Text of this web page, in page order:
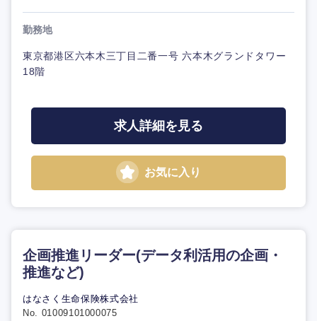
勤務地
東京都港区六本木三丁目二番一号 六本木グランドタワー
18階
求人詳細を見る
お気に入り
企画推進リーダー(データ利活用の企画・
推進など)
はなさく生命保険株式会社
No. 01009101000075